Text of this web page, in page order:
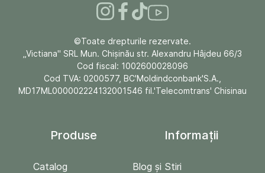
©Toate drepturile rezervate.
„Victiana" SRL Mun. Chişinău str. Alexandru Hâjdeu 66/3
Cod fiscal: 1002600028096
Cod TVA: 0200577, BC'Moldindconbank'S.A.,
MD17ML000002224132001546 fil.'Telecomtrans' Chisinau
Produse
Catalog
Informații
Blog și Stiri